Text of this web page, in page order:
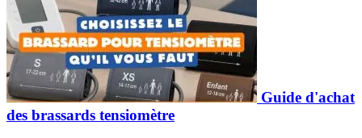
Guide d'achat
des brassards tensiomètre